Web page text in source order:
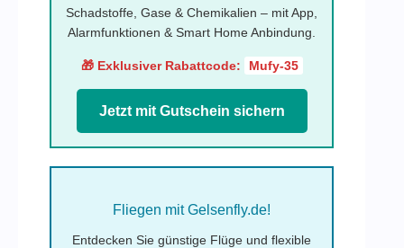
Schadstoffe, Gase & Chemikalien – mit App,
Alarmfunktionen & Smart Home Anbindung.
🎁 Exklusiver Rabattcode: Mufy-35
Jetzt mit Gutschein sichern
Fliegen mit Gelsenfly.de!
Entdecken Sie günstige Flüge und flexible